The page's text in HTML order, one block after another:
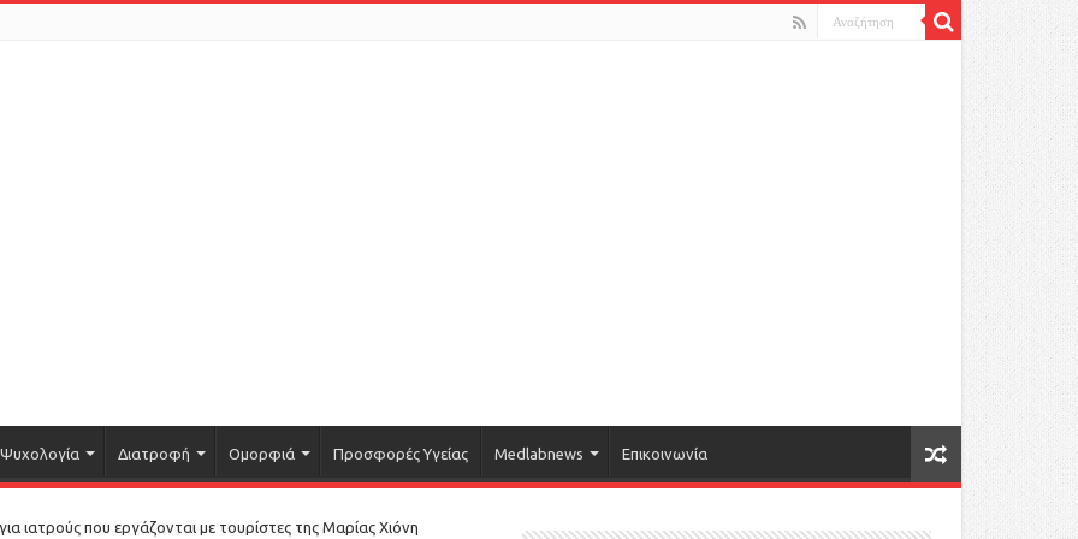
Ψυχολογία Διατροφή Ομορφιά Προσφορές Υγείας Medlabnews Επικοινωνία
ιατρούς που εργάζονται με τουρίστες της Μαρίας Χιόνη